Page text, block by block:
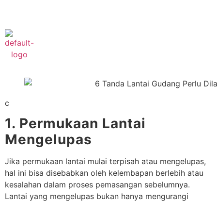
c
1. Permukaan Lantai
Mengelupas
Jika permukaan lantai mulai terpisah atau mengelupas,
hal ini bisa disebabkan oleh kelembapan berlebih atau
kesalahan dalam proses pemasangan sebelumnya.
Lantai yang mengelupas bukan hanya mengurangi